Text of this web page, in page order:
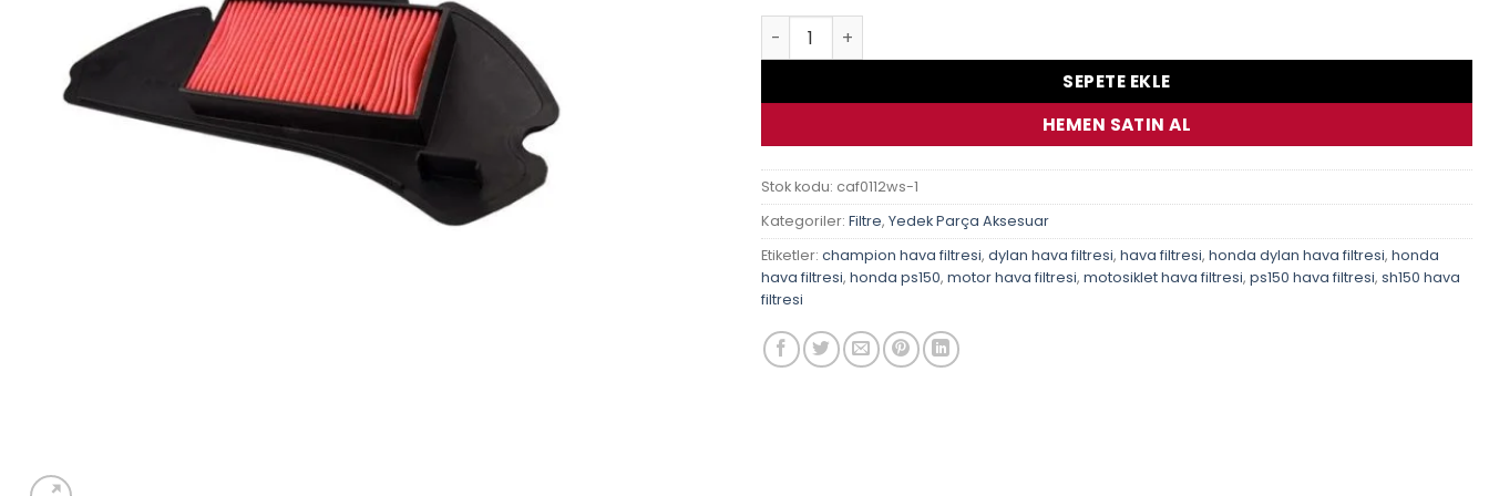
Honda Ps150İ 06-11 Champion Caf0112Ws Hava Filtresi adet
SEPETE EKLE
HEMEN SATIN AL
Stok kodu: caf0112ws-1
Kategoriler: Filtre, Yedek Parça Aksesuar
Etiketler: champion hava filtresi, dylan hava filtresi, hava filtresi, honda dylan hava filtresi, honda
hava filtresi, honda ps150, motor hava filtresi, motosiklet hava filtresi, ps150 hava filtresi, sh150 hava
filtresi